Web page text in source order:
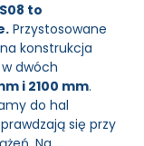
to
Przystosowane
konstrukcja
dwóch
i 2100 mm.
do hal
się przy